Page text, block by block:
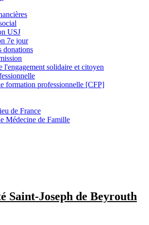
USJ
7e jour
donations
l'engagement solidaire et citoyen
formation professionnelle [CFP]
de France
Médecine de Famille
Saint-Joseph de Beyrouth